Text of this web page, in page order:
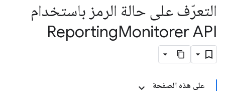
التعرّف على حالة الرمز باستخدام
ReportingMonitorer API
على هذه الصفحة